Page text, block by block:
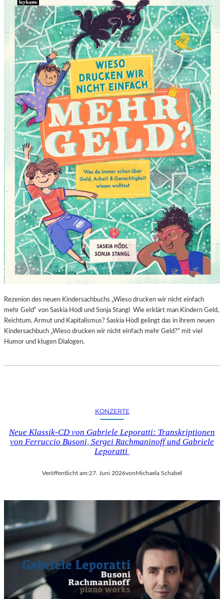
Rezenion des neuen Kindersachbuchs „Wieso drucken wir nicht einfach
mehr Geld“ von Saskia Hödl und Sonja Stangl Wie erklärt man Kindern Geld,
Reichtum, Armut und Kapitalismus? Saskia Hödl gelingt das in ihrem neuen
Kindersachbuch „Wieso drucken wir nicht einfach mehr Geld?“ mit viel
Humor und klugen Dialogen.
KONZERTE
Neue Klassik-CD von Gabriele Leporatti: Transkriptionen
von Ferruccio Busoni, Sergei Rachmaninoff und Gabriele
Leporatti
Veröffentlicht am:27. Juni 2026vonMichaela Schabel